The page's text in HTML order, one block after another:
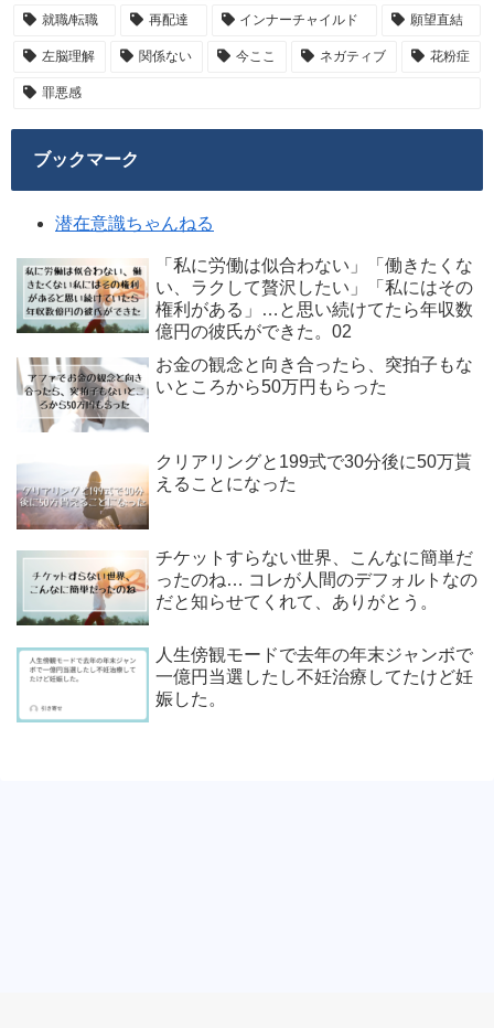
就職/転職 再配達 インナーチャイルド 願望直結
左脳理解 関係ない 今ここ ネガティブ 花粉症
罪悪感
ブックマーク
潜在意識ちゃんねる
「私に労働は似合わない」「働きたくな
い、ラクして贅沢したい」「私にはその
権利がある」…と思い続けてたら年収数
億円の彼氏ができた。02
お金の観念と向き合ったら、突拍子もな
いところから50万円もらった
クリアリングと199式で30分後に50万貰
えることになった
チケットすらない世界、こんなに簡単だ
ったのね… コレが人間のデフォルトなの
だと知らせてくれて、ありがとう。
人生傍観モードで去年の年末ジャンボで
一億円当選したし不妊治療してたけど妊
娠した。